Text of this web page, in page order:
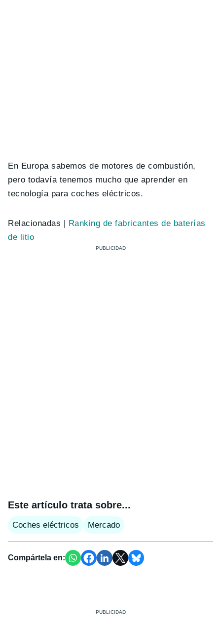
En Europa sabemos de motores de combustión,
pero todavía tenemos mucho que aprender en
tecnología para coches eléctricos.
Relacionadas |
Ranking de fabricantes de baterías
de litio
Este artículo trata sobre...
Coches eléctricos Mercado
Compártela en: